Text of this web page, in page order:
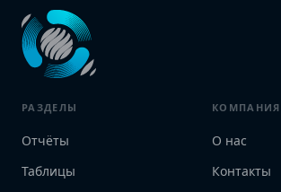
РАЗДЕЛЫ
Отчёты
Таблицы
КОМПАНИЯ
О нас
Контакты